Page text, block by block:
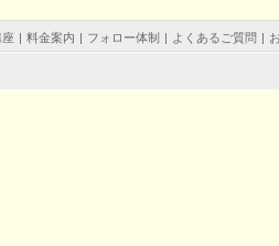
| 料金案内 | フォロー体制 | よくあるご質問 |